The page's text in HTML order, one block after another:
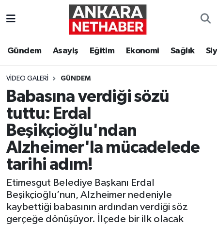
Gündem Asayiş Eğitim Ekonomi Sağlık
VIDEO GALERI GÜNDEM
Babasına verdiği sözü
tuttu: Erdal
Beşikçioğlu'ndan
Alzheimer'la mücadelede
tarihi adım!
Etimesgut Belediye Başkanı Erdal
Beşikçioğlu’nun, Alzheimer nedeniyle
kaybettiği babasının ardından verdiği söz
gerçeğe dönüşüyor. İlçede bir ilk olacak
Ekonomi
Gündem
Kim Kimdir Nereli
Resmi İlanlar
Sağlık
Ankara Hava Durumu
Tüm Manşetler
Son Dakika Haberleri
Haber Arşivi